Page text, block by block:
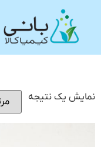
نمایش یک نتیجه